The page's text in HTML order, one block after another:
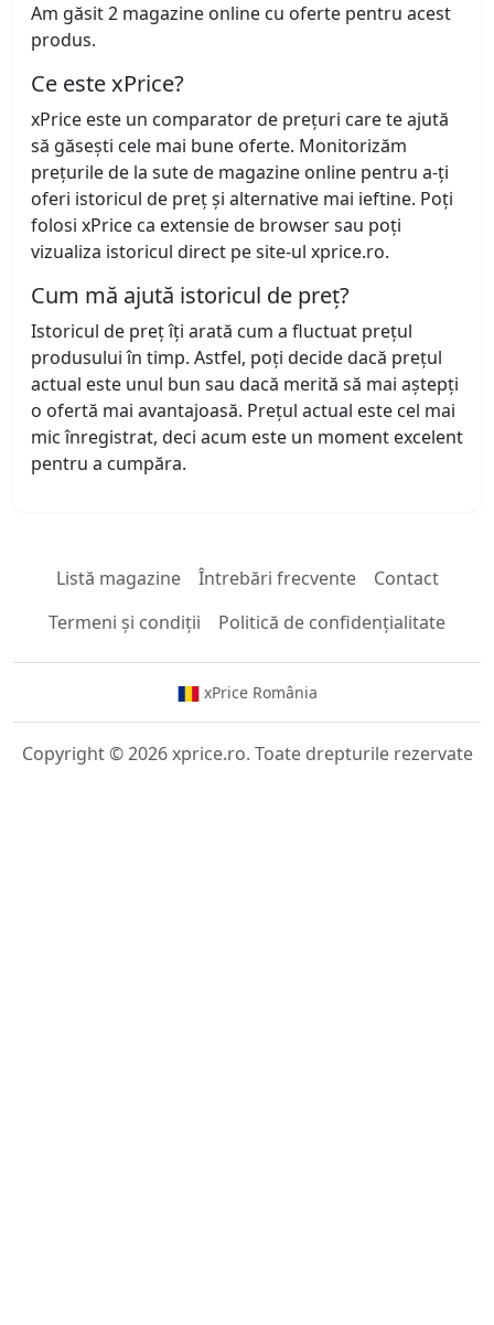
Am găsit 2 magazine online cu oferte pentru acest
produs.
Ce este xPrice?
xPrice este un comparator de prețuri care te ajută
să găsești cele mai bune oferte. Monitorizăm
prețurile de la sute de magazine online pentru a-ți
oferi istoricul de preț și alternative mai ieftine. Poți
folosi xPrice ca extensie de browser sau poți
vizualiza istoricul direct pe site-ul xprice.ro.
Cum mă ajută istoricul de preț?
Istoricul de preț îți arată cum a fluctuat prețul
produsului în timp. Astfel, poți decide dacă prețul
actual este unul bun sau dacă merită să mai aștepți
o ofertă mai avantajoasă. Prețul actual este cel mai
mic înregistrat, deci acum este un moment excelent
pentru a cumpăra.
Listă magazine Întrebări frecvente
Contact
Termeni și condiții
Politică de confidențialitate
xPrice România
Copyright © 2026 xprice.ro. Toate drepturile rezervate